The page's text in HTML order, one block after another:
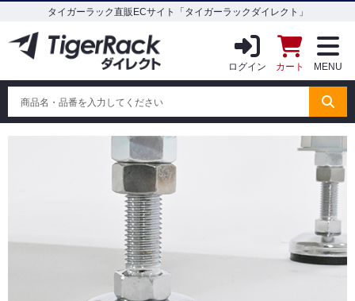
タイガーラック直販ECサイト「タイガーラックダイレクト」
ログイン カート MENU